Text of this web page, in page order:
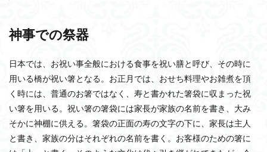
神事での祭器
日本では、お祝い事全般における食事を祝い膳と呼び、その時に
用いる橋が祝い箸となる。お正月では、おせち料理やお雑煮を頂
く時には、普通のお箸ではなく、寿と書かれた箸袋に収まった祝
い箸を用いる。祝い箸の箸袋には家長が家族の名前を書き、大み
そかに神棚に供える。箸袋の正面の寿の文字の下に、家長は主人
と書き、家族の分はそれぞれの名前を書く。お客様のための箸に